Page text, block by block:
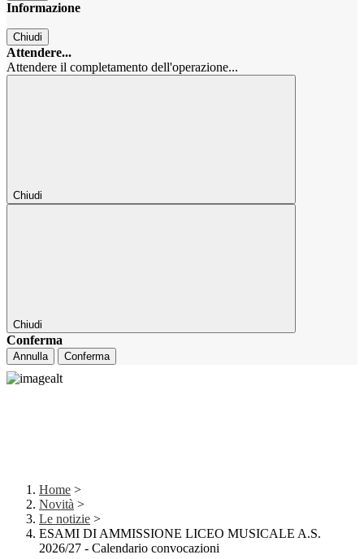
Informazione
Chiudi
Attendere...
Attendere il completamento dell'operazione...
Chiudi
Chiudi
Conferma
Annulla Conferma
Home >
Novità >
Le notizie >
ESAMI DI AMMISSIONE LICEO MUSICALE A.S.
2026/27 - Calendario convocazioni